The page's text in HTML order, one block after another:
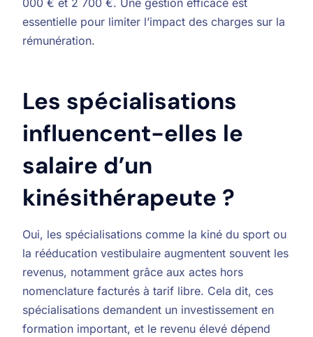
000 € et 2 700 €. Une gestion efficace est
essentielle pour limiter l’impact des charges sur la
rémunération.
Les spécialisations
influencent-elles le
salaire d’un
kinésithérapeute ?
Oui, les spécialisations comme la kiné du sport ou
la rééducation vestibulaire augmentent souvent les
revenus, notamment grâce aux actes hors
nomenclature facturés à tarif libre. Cela dit, ces
spécialisations demandent un investissement en
formation important, et le revenu élevé dépend